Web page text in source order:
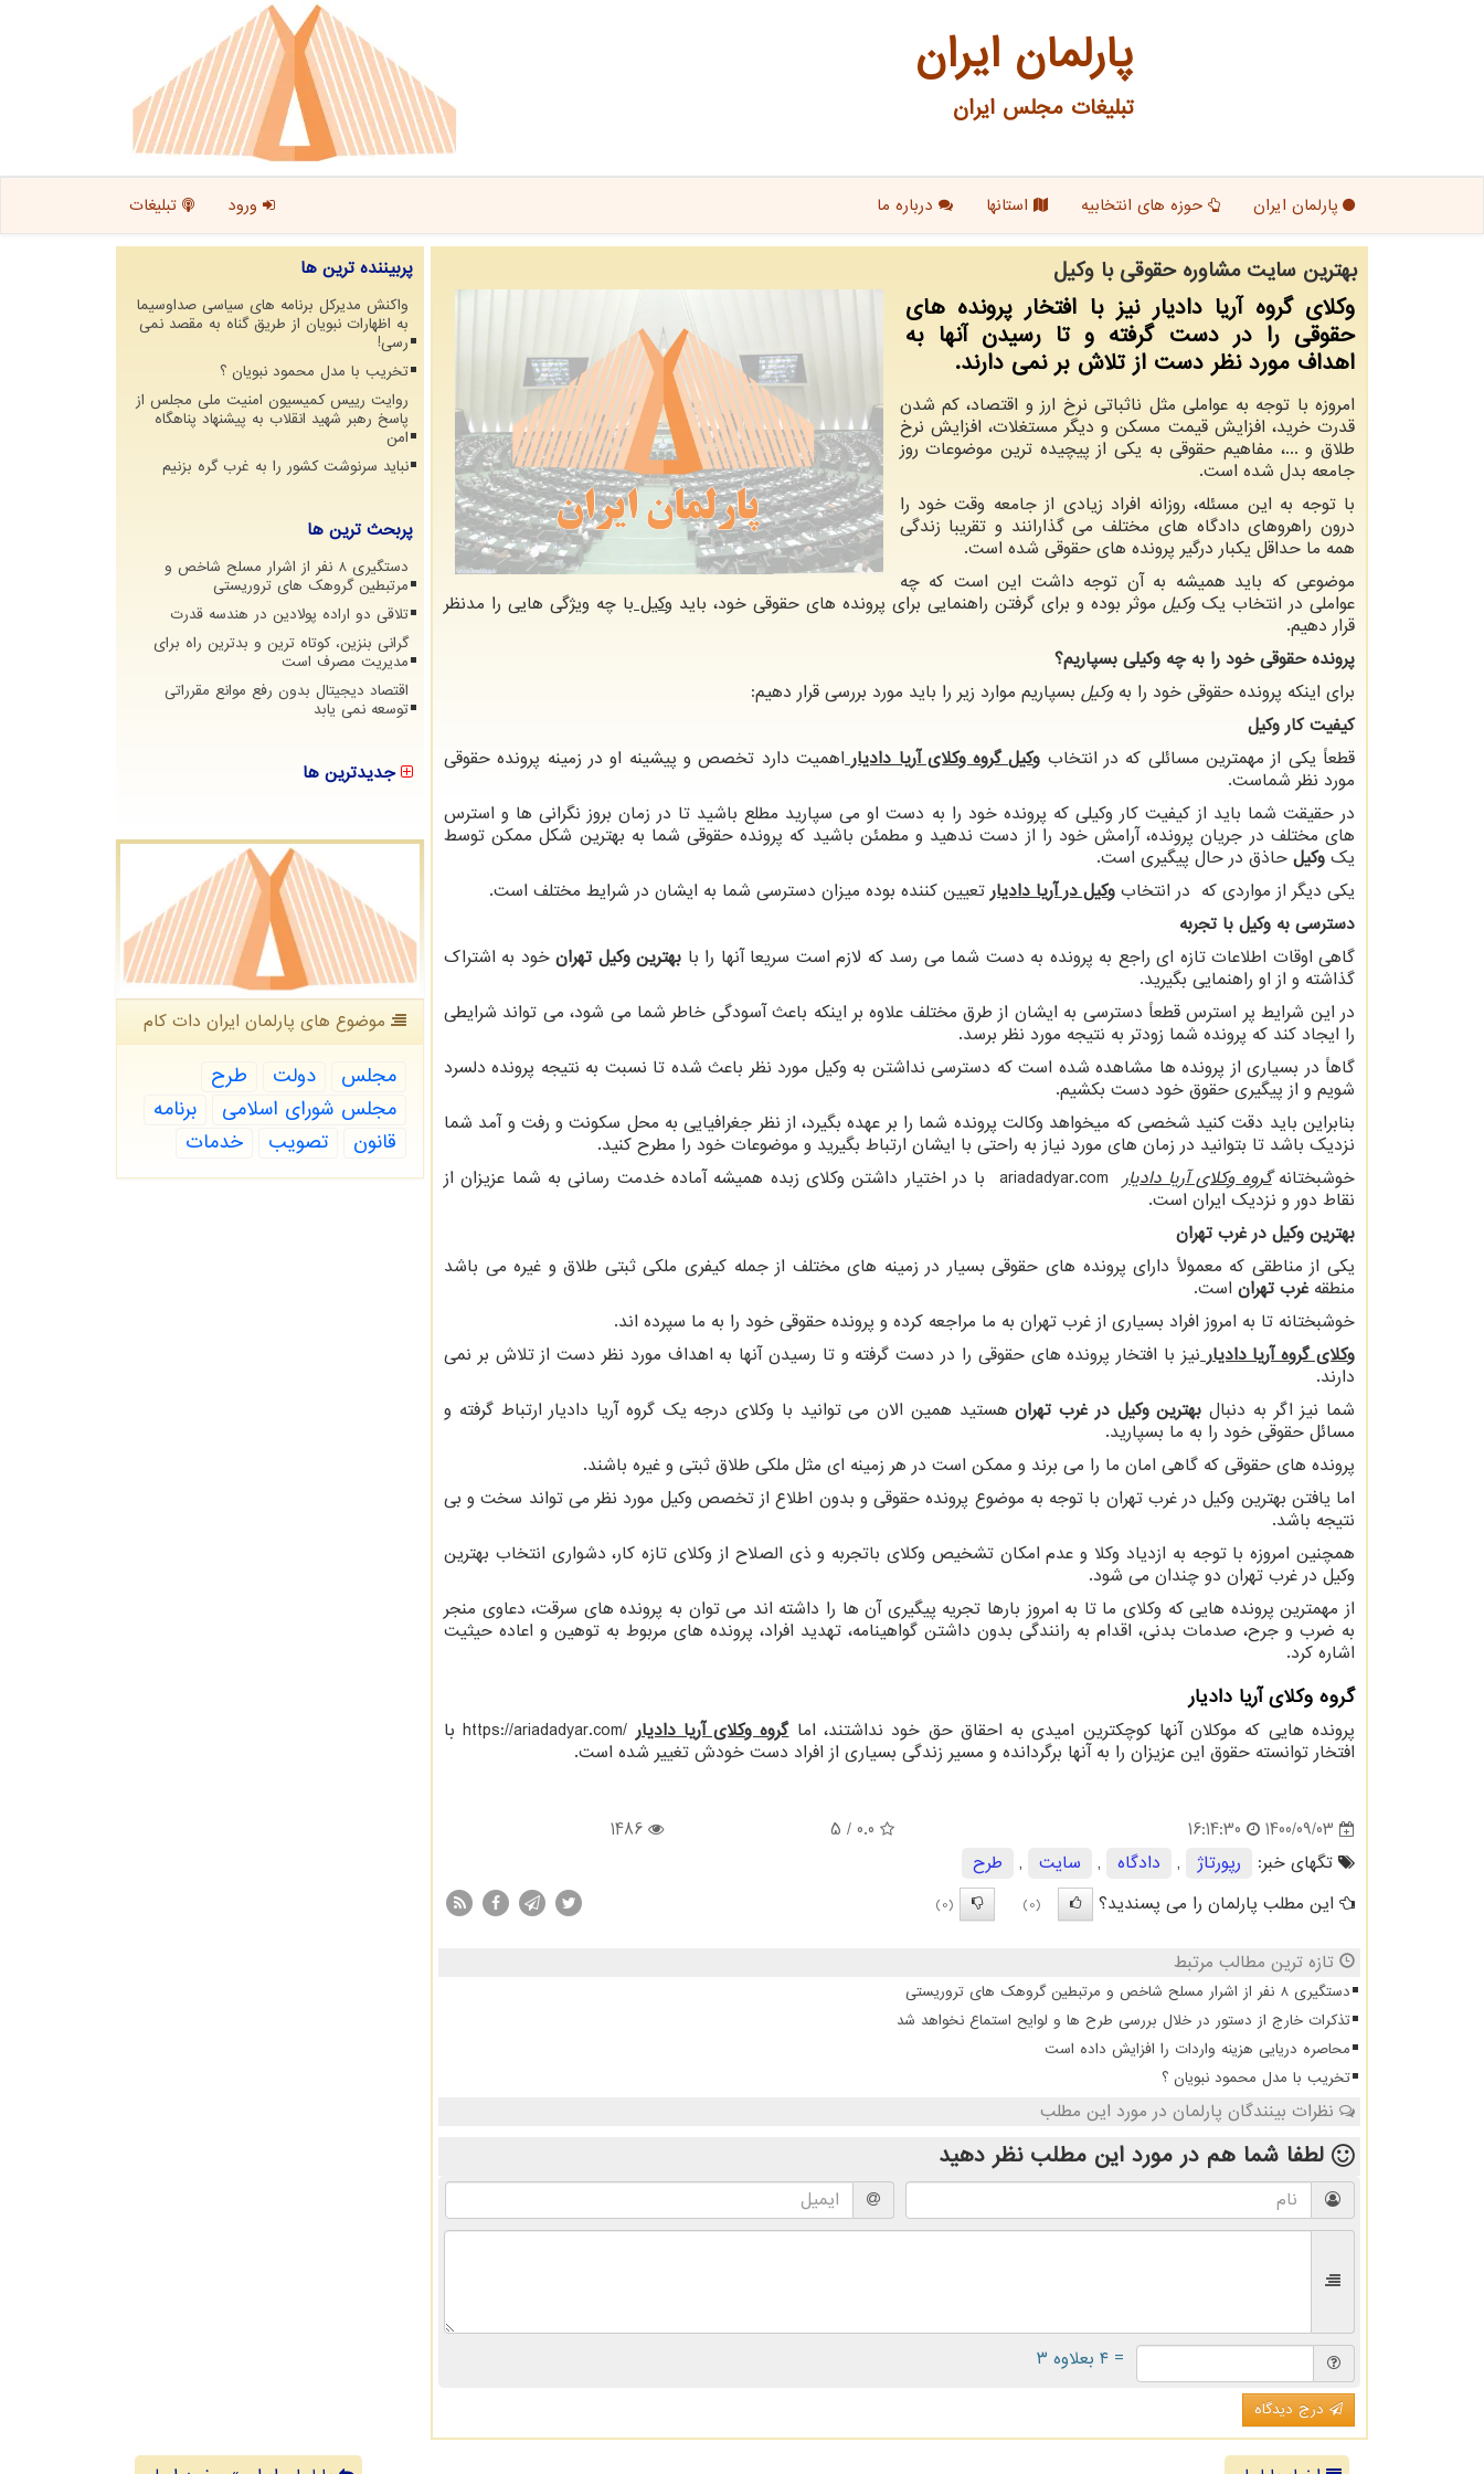
پارلمان ایران
تبلیغات مجلس ایران
پارلمان ایران حوزه های انتخابیه استانها درباره ما ورود تبلیغات
بهترین سایت مشاوره حقوقی با وکیل
وکلای گروه آریا دادیار نیز با افتخار پرونده های
حقوقی را در دست گرفته و تا رسیدن آنها به
اهداف مورد نظر دست از تلاش بر نمی دارند.
امروزه با توجه به عواملی مثل ناثباتی نرخ ارز و اقتصاد، کم شدن
قدرت خرید، افزایش قیمت مسکن و دیگر مستغلات، افزایش نرخ
طلاق و ...، مفاهیم حقوقی به یکی از پیچیده ترین موضوعات روز
جامعه بدل شده است.
با توجه به این مسئله، روزانه افراد زیادی از جامعه وقت خود را
درون راهروهای دادگاه های مختلف می گذارانند و تقریبا زندگی
همه ما حداقل یکبار درگیر پرونده های حقوقی شده است.
موضوعی که باید همیشه به آن توجه داشت این است که چه
عواملی در انتخاب یک وکیل موثر بوده و برای گرفتن راهنمایی برای پرونده های حقوقی خود، باید وکیلبا چه ویژگی هایی را مدنظر
قرار دهیم.
پرونده حقوقی خود را به چه وکیلی بسپاریم؟
برای اینکه پرونده حقوقی خود را به وکیل بسپاریم موارد زیر را باید مورد بررسی قرار دهیم:
کیفیت کار وکیل
قطعاً یکی از مهمترین مسائلی که در انتخاب وکیل گروه وکلای آریا دادیاراهمیت دارد تخصص و پیشینه او در زمینه پرونده حقوقی
مورد نظر شماست.
در حقیقت شما باید از کیفیت کار وکیلی که پرونده خود را به دست او می سپارید مطلع باشید تا در زمان بروز نگرانی ها و استرس
های مختلف در جریان پرونده، آرامش خود را از دست ندهید و مطمئن باشید که پرونده حقوقی شما به بهترین شکل ممکن توسط
یک وکیل حاذق در حال پیگیری است.
یکی دیگر از مواردی که در انتخاب وکیل در آریا دادیارتعیین کننده بوده میزان دسترسی شما به ایشان در شرایط مختلف است.
دسترسی به وکیل با تجربه
گاهی اوقات اطلاعات تازه ای راجع به پرونده به دست شما می رسد که لازم است سریعا آنها را با بهترین وکیل تهرانخود به اشتراک
گذاشته و از او راهنمایی بگیرید.
در این شرایط پر استرس قطعاً دسترسی به ایشان از طرق مختلف علاوه بر اینکه باعث آسودگی خاطر شما می شود، می تواند شرایطی
را ایجاد کند که پرونده شما زودتر به نتیجه مورد نظر برسد.
گاهاً در بسیاری از پرونده ها مشاهده شده است که دسترسی نداشتن به وکیل مورد نظر باعث شده تا نسبت به نتیجه پرونده دلسرد
شویم و از پیگیری حقوق خود دست بکشیم.
بنابراین باید دقت کنید شخصی که میخواهد وکالت پرونده شما را بر عهده بگیرد، از نظر جغرافیایی به محل سکونت و رفت و آمد شما
نزدیک باشد تا بتوانید در زمان های مورد نیاز به راحتی با ایشان ارتباط بگیرید و موضوعات خود را مطرح کنید.
خوشبختانهگروه وکلای آریا دادیار ariadadyar.com با در اختیار داشتن وکلای زبده همیشه آماده خدمت رسانی به شما عزیزان از
نقاط دور و نزدیک ایران است.
بهترین وکیل در غرب تهران
یکی از مناطقی که معمولاً دارای پرونده های حقوقی بسیار در زمینه های مختلف از جمله کیفری ملکی ثبتی طلاق و غیره می باشد
منطقه غرب تهران است.
خوشبختانه تا به امروز افراد بسیاری از غرب تهران به ما مراجعه کرده و پرونده حقوقی خود را به ما سپرده اند.
وکلای گروه آریا دادیارنیز با افتخار پرونده های حقوقی را در دست گرفته و تا رسیدن آنها به اهداف مورد نظر دست از تلاش بر نمی
دارند.
شما نیز اگر به دنبال بهترین وکیل در غرب تهرانهستید همین الان می توانید با وکلای درجه یک گروه آریا دادیار ارتباط گرفته و
مسائل حقوقی خود را به ما بسپارید.
پرونده های حقوقی که گاهی امان ما را می برند و ممکن است در هر زمینه ای مثل ملکی طلاق ثبتی و غیره باشند.
اما یافتن بهترین وکیل در غرب تهران با توجه به موضوع پرونده حقوقی و بدون اطلاع از تخصص وکیل مورد نظر می تواند سخت و بی
نتیجه باشد.
همچنین امروزه با توجه به ازدیاد وکلا و عدم امکان تشخیص وکلای باتجربه و ذی الصلاح از وکلای تازه کار، دشواری انتخاب بهترین
وکیل در غرب تهران دو چندان می شود.
از مهمترین پرونده هایی که وکلای ما تا به امروز بارها تجریه پیگیری آن ها را داشته اند می توان به پرونده های سرقت، دعاوی منجر
به ضرب و جرح، صدمات بدنی، اقدام به رانندگی بدون داشتن گواهینامه، تهدید افراد، پرونده های مربوط به توهین و اعاده حیثیت
اشاره کرد.
گروه وکلای آریا دادیار
پرونده هایی که موکلان آنها کوچکترین امیدی به احقاق حق خود نداشتند، اماگروه وکلای آریا دادیار https://ariadadyar.com/با
افتخار توانسته حقوق این عزیزان را به آنها برگردانده و مسیر زندگی بسیاری از افراد دست خودش تغییر شده است.
1400/09/03
16:14:30
0.0
/ 5
1486
تگهای خبر:
رپورتاژ , دادگاه , سایت ,
طرح
این مطلب پارلمان را می پسندید؟
(0)
(0)
تازه ترین مطالب مرتبط
دستگیری 8 نفر از اشرار مسلح شاخص و مرتبطین گروهک های تروریستی
تذکرات خارج از دستور در خلال بررسی طرح ها و لوایح استماع نخواهد شد
محاصره دریایی هزینه واردات را افزایش داده است
تخریب با مدل محمود نبویان ؟
نظرات بینندگان پارلمان در مورد این مطلب
لطفا شما هم در مورد این مطلب نظر دهید
= ۴ بعلاوه ۳
درج دیدگاه
پربیننده ترین ها
واکنش مدیرکل برنامه های سیاسی صداوسیما
به اظهارات نبویان از طریق گناه به مقصد نمی
رسی!
تخریب با مدل محمود نبویان ؟
روایت رییس کمیسیون امنیت ملی مجلس از
پاسخ رهبر شهید انقلاب به پیشنهاد پناهگاه
امن
نباید سرنوشت کشور را به غرب گره بزنیم
پربحث ترین ها
دستگیری 8 نفر از اشرار مسلح شاخص و
مرتبطین گروهک های تروریستی
تلاقی دو اراده پولادین در هندسه قدرت
گرانی بنزین، کوتاه ترین و بدترین راه برای
مدیریت مصرف است
اقتصاد دیجیتال بدون رفع موانع مقرراتی
توسعه نمی یابد
جدیدترین ها
موضوع های پارلمان ایران دات كام
مجلس دولت
طرح
مجلس شورای اسلامی
برنامه
قانون
تصویب خدمات